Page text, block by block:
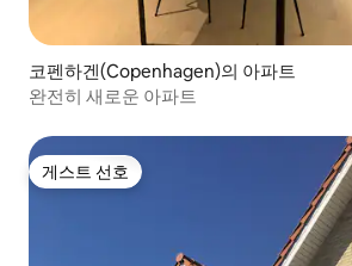
코펜하겐(Copenhagen)의 아파트
완전히 새로운 아파트
게스트 선호
게스트 선호